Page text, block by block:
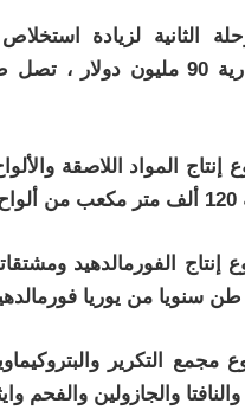
الثانية لزيادة
.
والنافتا والجازولين والفحم